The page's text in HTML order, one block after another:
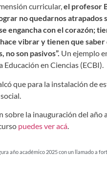
curricular,el profesor
no quedarnos atrapados
engancha con el corazón;
vibrar y tienen que
no son pasivos”. Un ejemplo
Educación en Ciencias (ECBI).
que para la instalación de
sobre la inauguración del año
puedes ver acá.
año académico 2025 con un llamado a